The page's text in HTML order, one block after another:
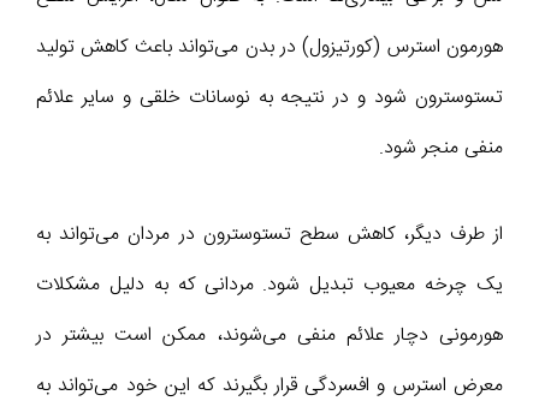
هورمون استرس (کورتیزول) در بدن می‌تواند باعث کاهش تولید
تستوسترون شود و در نتیجه به نوسانات خلقی و سایر علائم
منفی منجر شود.
از طرف دیگر، کاهش سطح تستوسترون در مردان می‌تواند به
یک چرخه معیوب تبدیل شود. مردانی که به دلیل مشکلات
هورمونی دچار علائم منفی می‌شوند، ممکن است بیشتر در
معرض استرس و افسردگی قرار بگیرند که این خود می‌تواند به